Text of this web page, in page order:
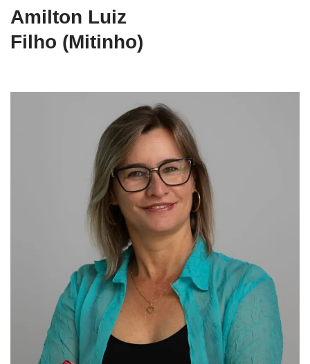
Amilton Luiz
Filho (Mitinho)